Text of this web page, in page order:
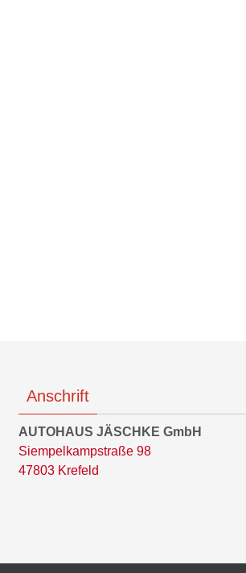
Anschrift
AUTOHAUS JÄSCHKE GmbH
Siempelkampstraße 98
47803 Krefeld